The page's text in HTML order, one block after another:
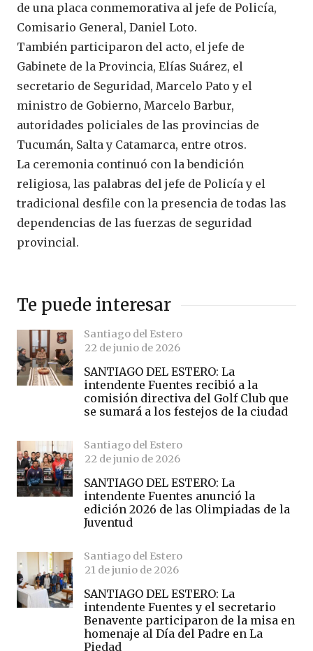
de una placa conmemorativa al jefe de Policía,
Comisario General, Daniel Loto.
También participaron del acto, el jefe de
Gabinete de la Provincia, Elías Suárez, el
secretario de Seguridad, Marcelo Pato y el
ministro de Gobierno, Marcelo Barbur,
autoridades policiales de las provincias de
Tucumán, Salta y Catamarca, entre otros.
La ceremonia continuó con la bendición
religiosa, las palabras del jefe de Policía y el
tradicional desfile con la presencia de todas las
dependencias de las fuerzas de seguridad
provincial.
Te puede interesar
Santiago del Estero
22 de junio de 2026
SANTIAGO DEL ESTERO: La
intendente Fuentes recibió a la
comisión directiva del Golf Club que
se sumará a los festejos de la ciudad
Santiago del Estero
22 de junio de 2026
SANTIAGO DEL ESTERO: La
intendente Fuentes anunció la
edición 2026 de las Olimpiadas de la
Juventud
Santiago del Estero
21 de junio de 2026
SANTIAGO DEL ESTERO: La
intendente Fuentes y el secretario
Benavente participaron de la misa en
homenaje al Día del Padre en La
Piedad